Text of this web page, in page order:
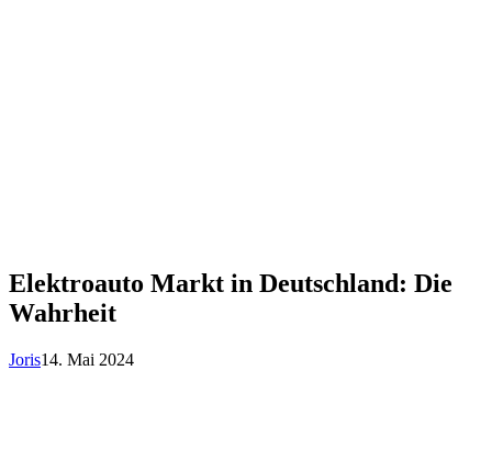
Elektroauto Markt in Deutschland: Die
Wahrheit
Joris14. Mai 2024